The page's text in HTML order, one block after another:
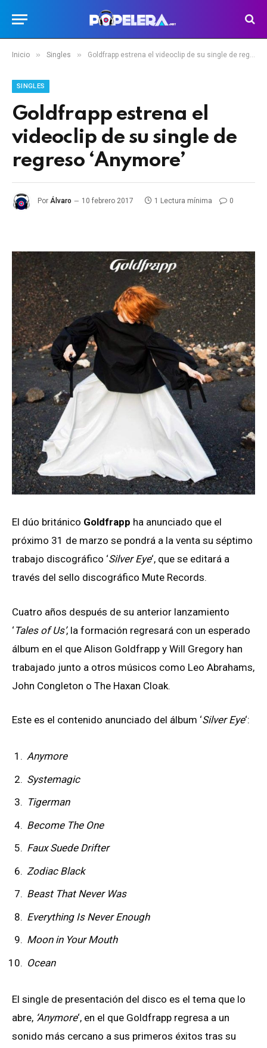
Inicio » Singles » Goldfrapp estrena el videoclip de su single de regreso ‘Anymore’
SINGLES
Goldfrapp estrena el
videoclip de su single de
regreso ‘Anymore’
Por Álvaro 10 febrero 2017 1 Lectura mínima 0
El dúo británico Goldfrapp ha anunciado que el
próximo 31 de marzo se pondrá a la venta su séptimo
trabajo discográfico ‘Silver Eye‘, que se editará a
través del sello discográfico Mute Records.
Cuatro años después de su anterior lanzamiento
‘Tales of Us’, la formación regresará con un esperado
álbum en el que Alison Goldfrapp y Will Gregory han
trabajado junto a otros músicos como Leo Abrahams,
John Congleton o The Haxan Cloak.
Este es el contenido anunciado del álbum ‘Silver Eye‘:
Anymore
Systemagic
Tigerman
Become The One
Faux Suede Drifter
Zodiac Black
Beast That Never Was
Everything Is Never Enough
Moon in Your Mouth
Ocean
El single de presentación del disco es el tema que lo
abre, ‘Anymore‘, en el que Goldfrapp regresa a un
sonido más cercano a sus primeros éxitos tras su